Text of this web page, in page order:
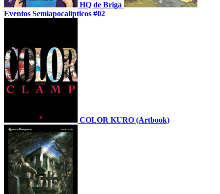
HQ de Briga
Eventos Semiapocalípticos #02
COLOR KURO (Artbook)